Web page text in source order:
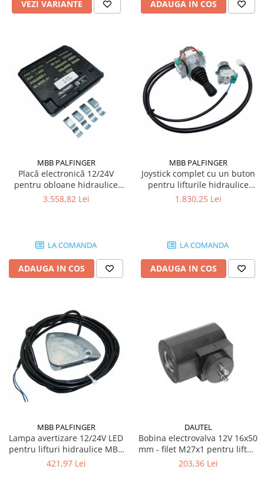
VEZI VARIANTE ADAUGA IN COS
MBB PALFINGER
Placă electronică 12/24V
pentru obloane hidraulice
MBB Palfinger
3.558,82 Lei
LA COMANDA
ADAUGA IN COS
MBB PALFINGER
Joystick complet cu un buton
pentru lifturile hidraulice
Palfinger
1.830,25 Lei
LA COMANDA
ADAUGA IN COS
MBB PALFINGER
Lampa avertizare 12/24V LED
pentru lifturi hidraulice MBB
Hubfix, Palfinger
421,97 Lei
DAUTEL
Bobina electrovalva 12V 16x50
mm - filet M27x1 pentru lifturi
hidraulice Dautel
203,36 Lei